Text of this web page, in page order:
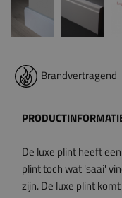
Brandvertragend
De luxe plint heeft
plint toch wat 'saai'
zijn. De luxe plint